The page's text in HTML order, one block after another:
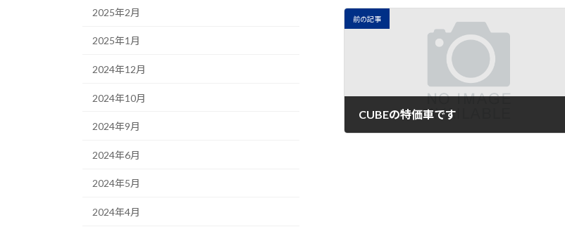
前の記事
CUBEの特価車です
2025年2月
2025年1月
2024年12月
2024年10月
2024年9月
2024年6月
2024年5月
2024年4月